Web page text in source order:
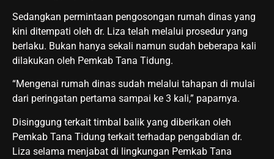
Sedangkan permintaan pengosongan rumah dinas yang
kini ditempati oleh dr. Liza telah melalui prosedur yang
berlaku. Bukan hanya sekali namun sudah beberapa kali
dilakukan oleh Pemkab Tana Tidung.
“Mengenai rumah dinas sudah melalui tahapan di mulai
dari peringatan pertama sampai ke 3 kali,” paparnya.
Disinggung terkait timbal balik yang diberikan oleh
Pemkab Tana Tidung terkait terhadap pengabdian dr.
Liza selama menjabat di lingkungan Pemkab Tana